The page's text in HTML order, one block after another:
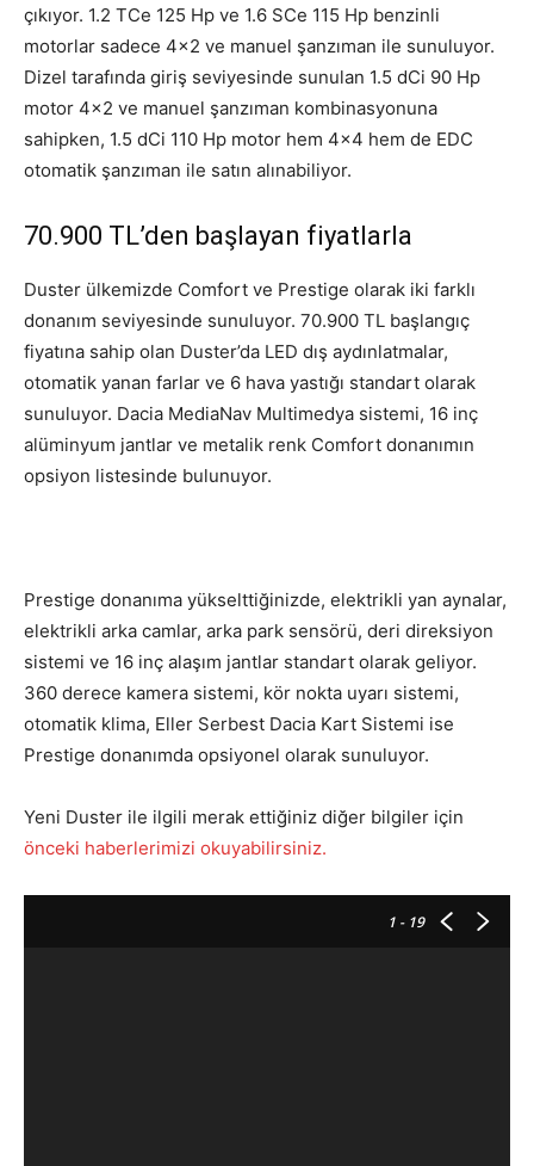
çıkıyor. 1.2 TCe 125 Hp ve 1.6 SCe 115 Hp benzinli
motorlar sadece 4×2 ve manuel şanzıman ile sunuluyor.
Dizel tarafında giriş seviyesinde sunulan 1.5 dCi 90 Hp
motor 4×2 ve manuel şanzıman kombinasyonuna
sahipken, 1.5 dCi 110 Hp motor hem 4×4 hem de EDC
otomatik şanzıman ile satın alınabiliyor.
70.900 TL’den başlayan fiyatlarla
Duster ülkemizde Comfort ve Prestige olarak iki farklı
donanım seviyesinde sunuluyor. 70.900 TL başlangıç
fiyatına sahip olan Duster’da LED dış aydınlatmalar,
otomatik yanan farlar ve 6 hava yastığı standart olarak
sunuluyor. Dacia MediaNav Multimedya sistemi, 16 inç
alüminyum jantlar ve metalik renk Comfort donanımın
opsiyon listesinde bulunuyor.
Prestige donanıma yükselttiğinizde, elektrikli yan aynalar,
elektrikli arka camlar, arka park sensörü, deri direksiyon
sistemi ve 16 inç alaşım jantlar standart olarak geliyor.
360 derece kamera sistemi, kör nokta uyarı sistemi,
otomatik klima, Eller Serbest Dacia Kart Sistemi ise
Prestige donanımda opsiyonel olarak sunuluyor.
Yeni Duster ile ilgili merak ettiğiniz diğer bilgiler için
önceki haberlerimizi okuyabilirsiniz.
1 - 19